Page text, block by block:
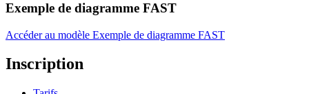
Exemple de diagramme FAST
Accéder au modèle Exemple de diagramme FAST
Inscription